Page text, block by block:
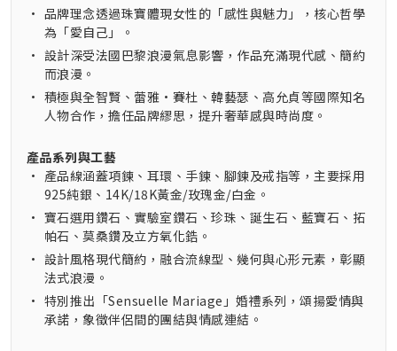
• 品牌理念透過珠寶體現女性的「感性與魅力」，核心哲學
為「愛自己」。
• 設計深受法國巴黎浪漫氣息影響，作品充滿現代感、簡約
而浪漫。
• 積極與全智賢、蕾雅·賽杜、韓藝瑟、高允貞等國際知名
人物合作，擔任品牌繆思，提升奢華感與時尚度。
產品系列與工藝
• 產品線涵蓋項鍊、耳環、手鍊、腳鍊及戒指等，主要採用
925純銀、14K/18K黃金/玫瑰金/白金。
• 寶石選用鑽石、實驗室鑽石、珍珠、誕生石、藍寶石、拓
帕石、莫桑鑽及立方氧化鋯。
• 設計風格現代簡約，融合流線型、幾何與心形元素，彰顯
法式浪漫。
• 特別推出「Sensuelle Mariage」婚禮系列，頌揚愛情與
承諾，象徵伴侶間的團結與情感連結。